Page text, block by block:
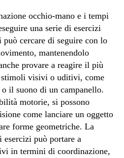
occhio-mano e i tempi
una serie di esercizi
cercare di seguire con lo
mantenendolo
provare a reagire il più
stimoli visivi o uditivi, come
il suono di un campanello.
motorie, si possono
come lanciare un oggetto
forme geometriche. La
esercizi può portare a
in termini di coordinazione,